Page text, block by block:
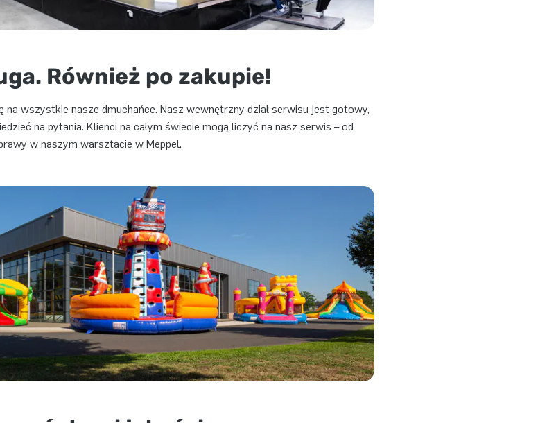
Również po zakupie!
wszystkie nasze dmuchańce. Nasz wewnętrzny dział serwisu jest gotowy,
na pytania. Klienci na całym świecie mogą liczyć na nasz serwis – od
w naszym warsztacie w Meppel.